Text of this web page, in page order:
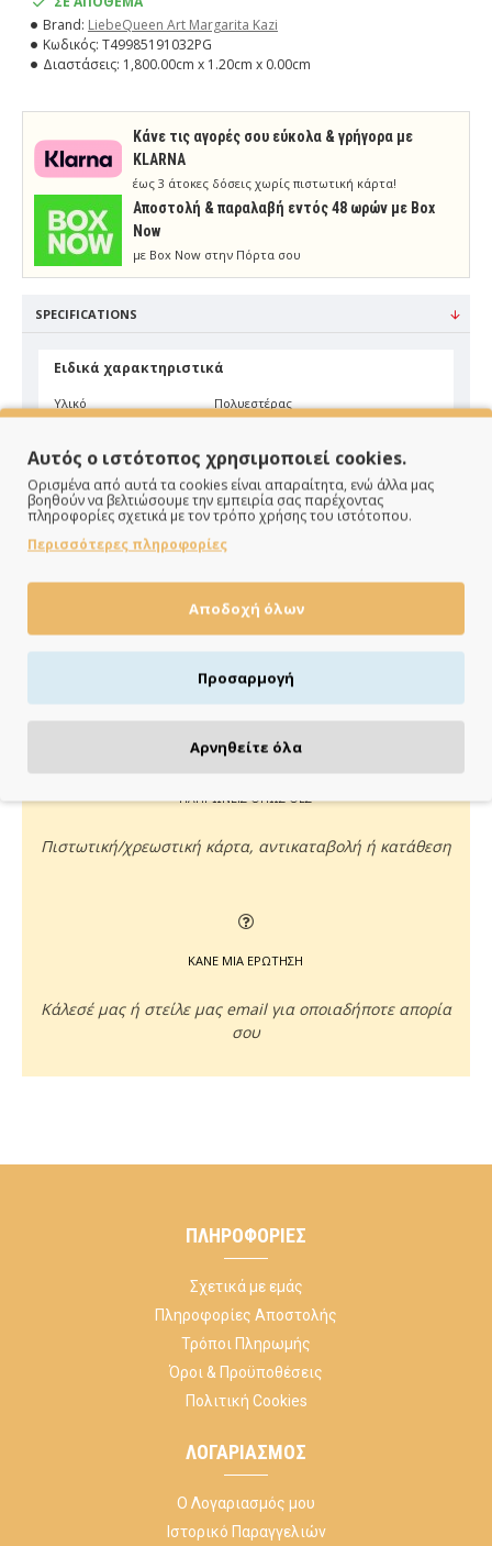
Brand: LiebeQueen Art Margarita Kazi
Κωδικός: T49985191032PG
Διαστάσεις: 1,800.00cm x 1.20cm x 0.00cm
Κάνε τις αγορές σου εύκολα & γρήγορα με
KLARNA
έως 3 άτοκες δόσεις χωρίς πιστωτική κάρτα!
Aποστολή & παραλαβή εντός 48 ωρών με Box
Now
με Box Now στην Πόρτα σου
SPECIFICATIONS
Ειδικά χαρακτηριστικά
Υλικό Πολυεστέρας
ΠΑΡΑΔΙΔΟΥΜΕ ΓΡΗΓΟΡΑ
ημέρες
ΠΛΗΡΩΝΕΙΣ ΟΠΩΣ ΘΕΣ
Πιστωτική/χρεωστική κάρτα, αντικαταβολή ή κατάθεση
ΚΑΝΕ ΜΙΑ ΕΡΩΤΗΣΗ
Κάλεσέ μας ή στείλε μας email για οποιαδήποτε απορία
σου
ΠΛΗΡΟΦΟΡΊΕΣ
Σχετικά με εμάς
Πληροφορίες Αποστολής
Τρόποι Πληρωμής
Όροι & Προϋποθέσεις
Πολιτική Cookies
ΛΟΓΑΡΙΑΣΜΌΣ
Ο Λογαριασμός μου
Ιστορικό Παραγγελιών
Αυτός ο ιστότοπος χρησιμοποιεί cookies.
Ορισμένα από αυτά τα cookies είναι απαραίτητα, ενώ άλλα μας
βοηθούν να βελτιώσουμε την εμπειρία σας παρέχοντας
πληροφορίες σχετικά με τον τρόπο χρήσης του ιστότοπου.
Περισσότερες πληροφορίες
Αποδοχή όλων
Προσαρμογή
Αρνηθείτε όλα